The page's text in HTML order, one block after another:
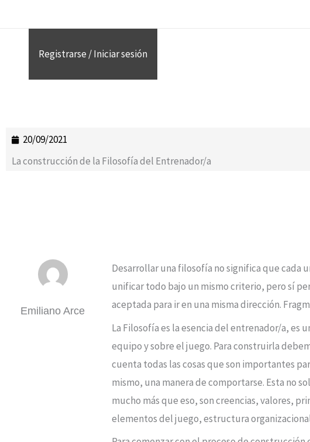
Registrarse / Iniciar sesión
20/09/2021
La construcción de la Filosofía del Entrenador/a
Emiliano Arce
Desarrollar una filosofía no significa que cada
unificar todo bajo un mismo criterio, pero sí
aceptada para ir en una misma dirección.
La Filosofía es la esencia del entrenador/a, es
equipo y sobre el juego. Para construirla
cuenta todas las cosas que son importantes
mismo, una manera de comportarse. Esta no
mucho más que eso, son creencias, valores,
elementos del juego, estructura